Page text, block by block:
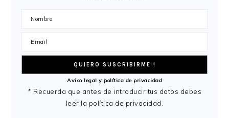
Aviso legal y política de privacidad
* Recuerda que antes de introducir tus datos debes
leer la política de privacidad.